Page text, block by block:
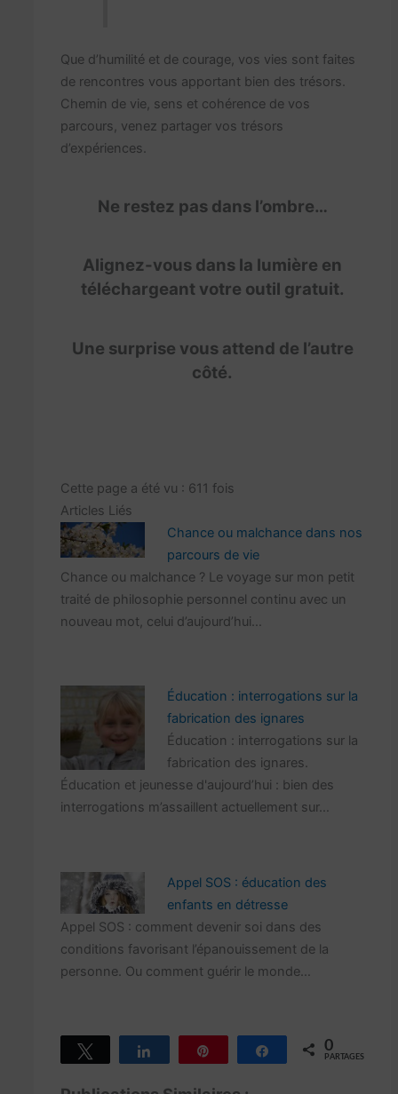
Que d’humilité et de courage, vos vies sont faites
de rencontres vous apportant bien des trésors.
Chemin de vie, sens et cohérence de vos
parcours, venez partager vos trésors
d’expériences.
Ne restez pas dans l’ombre…
Alignez-vous dans la lumière en
téléchargeant votre outil gratuit.
Une surprise vous attend de l’autre
côté.
Cette page a été vu : 611 fois
Articles Liés
Chance ou malchance dans nos
parcours de vie
Chance ou malchance ? Le voyage sur mon petit
traité de philosophie personnel continu avec un
nouveau mot, celui d’aujourd’hui…
Éducation : interrogations sur la
fabrication des ignares
Éducation : interrogations sur la
fabrication des ignares.
Éducation et jeunesse d'aujourd’hui : bien des
interrogations m’assaillent actuellement sur…
Appel SOS : éducation des
enfants en détresse
Appel SOS : comment devenir soi dans des
conditions favorisant l’épanouissement de la
personne. Ou comment guérir le monde…
Tweetez Partagez Épingle Partagez0
PARTAGES